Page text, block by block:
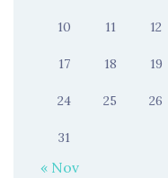
10 11 12
17 18 19
24 25 26
31
« Nov